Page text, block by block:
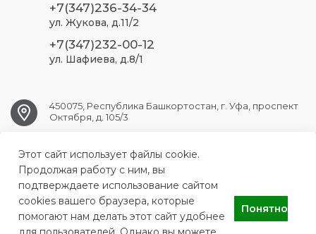
+7(347)236-34-34
ул. Жукова, д.11/2
+7(347)232-00-12
ул. Шафиева, д.8/1
450075, Республика Башкортостан, г. Уфа, проспект
Октября, д. 105/3
ufa.sp2@doctorrb.ru
ГБУЗ РБ Стоматологическая поликлиника №2 г. Уфа
Этот сайт использует файлы cookie.
Продолжая работу с ним, вы
подтверждаете использование сайтом
cookies вашего браузера, которые
помогают нам делать этот сайт удобнее
Понятно